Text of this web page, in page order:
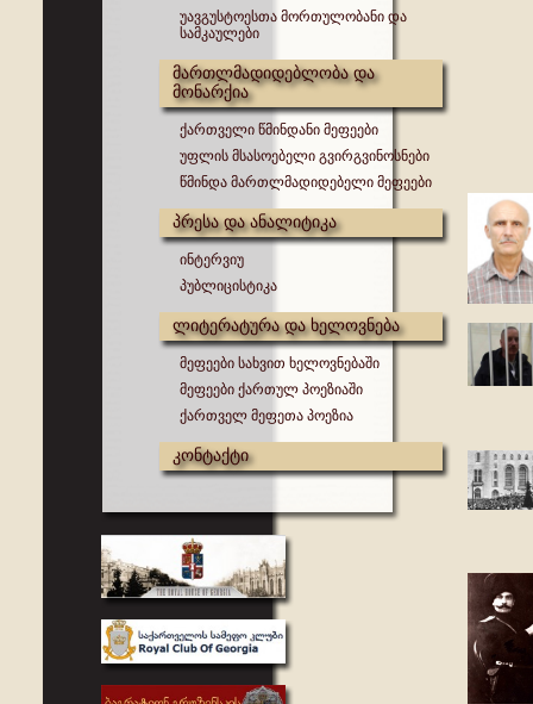
უავგუსტოესთა მორთულობანი და
სამკაულები
მართლმადიდებლობა და
მონარქია
ქართველი წმინდანი მეფეები
უფლის მსასოებელი გვირგვინოსნები
წმინდა მართლმადიდებელი მეფეები
პრესა და ანალიტიკა
ინტერვიუ
პუბლიცისტიკა
ლიტერატურა და ხელოვნება
მეფეები სახვით ხელოვნებაში
მეფეები ქართულ პოეზიაში
ქართველ მეფეთა პოეზია
კონტაქტი